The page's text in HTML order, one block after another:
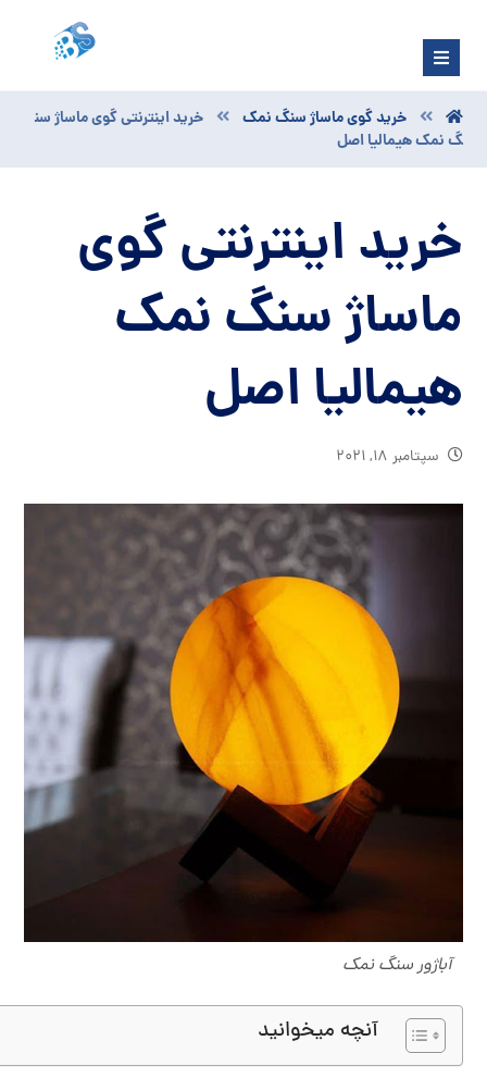
خرید گوی ماساژ سنگ نمک
خرید اینترنتی گوی ماساژ سن
گ نمک هیمالیا اصل
خرید اینترنتی گوی
ماساژ سنگ نمک
هیمالیا اصل
سپتامبر ۱۸, ۲۰۲۱
آباژور سنگ نمک
آنچه میخوانید